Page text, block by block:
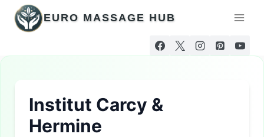
Hopp
innhold
EURO MASSAGE HUB
Institut Carcy &
Hermine